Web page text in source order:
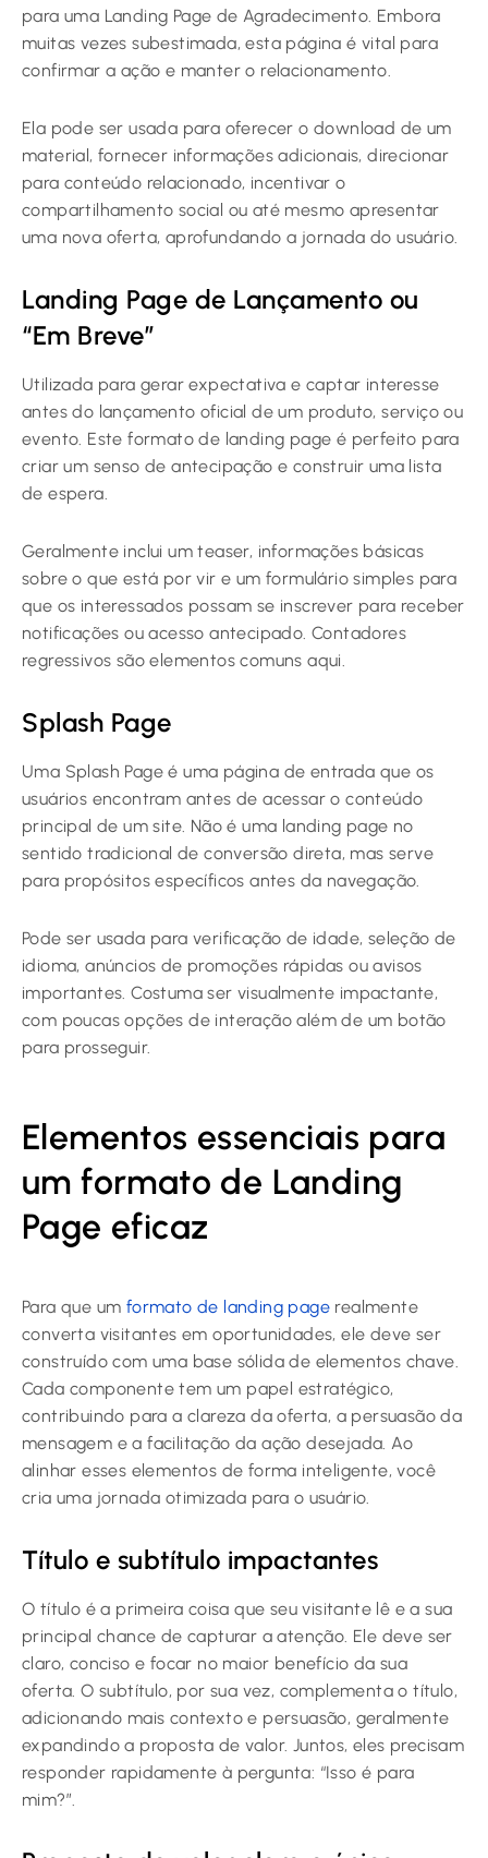
para uma Landing Page de Agradecimento. Embora
muitas vezes subestimada, esta página é vital para
confirmar a ação e manter o relacionamento.
Ela pode ser usada para oferecer o download de um
material, fornecer informações adicionais, direcionar
para conteúdo relacionado, incentivar o
compartilhamento social ou até mesmo apresentar
uma nova oferta, aprofundando a jornada do usuário.
Landing Page de Lançamento ou
“Em Breve”
Utilizada para gerar expectativa e captar interesse
antes do lançamento oficial de um produto, serviço ou
evento. Este formato de landing page é perfeito para
criar um senso de antecipação e construir uma lista
de espera.
Geralmente inclui um teaser, informações básicas
sobre o que está por vir e um formulário simples para
que os interessados possam se inscrever para receber
notificações ou acesso antecipado. Contadores
regressivos são elementos comuns aqui.
Splash Page
Uma Splash Page é uma página de entrada que os
usuários encontram antes de acessar o conteúdo
principal de um site. Não é uma landing page no
sentido tradicional de conversão direta, mas serve
para propósitos específicos antes da navegação.
Pode ser usada para verificação de idade, seleção de
idioma, anúncios de promoções rápidas ou avisos
importantes. Costuma ser visualmente impactante,
com poucas opções de interação além de um botão
para prosseguir.
Elementos essenciais para
um formato de Landing
Page eficaz
Para que um formato de landing page realmente
converta visitantes em oportunidades, ele deve ser
construído com uma base sólida de elementos chave.
Cada componente tem um papel estratégico,
contribuindo para a clareza da oferta, a persuasão da
mensagem e a facilitação da ação desejada. Ao
alinhar esses elementos de forma inteligente, você
cria uma jornada otimizada para o usuário.
Título e subtítulo impactantes
O título é a primeira coisa que seu visitante lê e a sua
principal chance de capturar a atenção. Ele deve ser
claro, conciso e focar no maior benefício da sua
oferta. O subtítulo, por sua vez, complementa o título,
adicionando mais contexto e persuasão, geralmente
expandindo a proposta de valor. Juntos, eles precisam
responder rapidamente à pergunta: “Isso é para
mim?”.